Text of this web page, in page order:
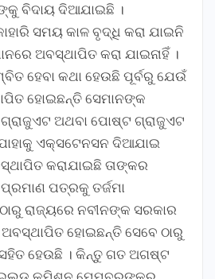
ବିଦାୟ ଦିଆଯାଇଛି ।
ସମୟ କାଳ ବୃଦ୍ଧି କରା ଯାଇନି
ଅବସ୍ଥାପିତ କରା ଯାଇନାହିଁ ।
ହେବା କଥା ହେଉଛି ପୂର୍ବରୁ ଯେଉଁ
ହୋଇଛନ୍ତି ସେମାନଙ୍କ
ଅଥବା ପୋଷ୍ଟ ଗ୍ରାଜୁଏଟ
ଯାହାକୁ ଏକ୍ସଟେନସନ ଦିଆଯାଇ
କରାଯାଇଛି ତାଙ୍କର
ପତ୍ରକୁ ତର୍ଜମା
ରାଜ୍ୟରେ ନବୀନଙ୍କ ସରକାର
ହୋଇଛନ୍ତି ସେବେ ଠାରୁ
ସହିତ ହେଉଛି । କିନ୍ତୁ ଗତ ଅଗଷ୍ଟ